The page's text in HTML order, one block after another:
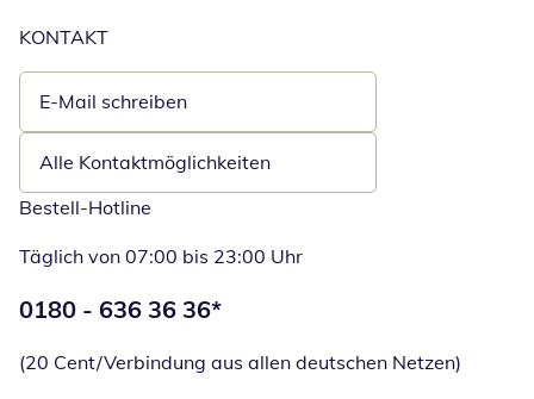
KONTAKT
E-Mail schreiben
Öffnet E-Mail-Client
Alle Kontaktmöglichkeiten
Bestell-Hotline
Täglich von 07:00 bis 23:00 Uhr
Telefonnummer:
0180 - 636 36 36*
(20 Cent/Verbindung aus allen deutschen Netzen)